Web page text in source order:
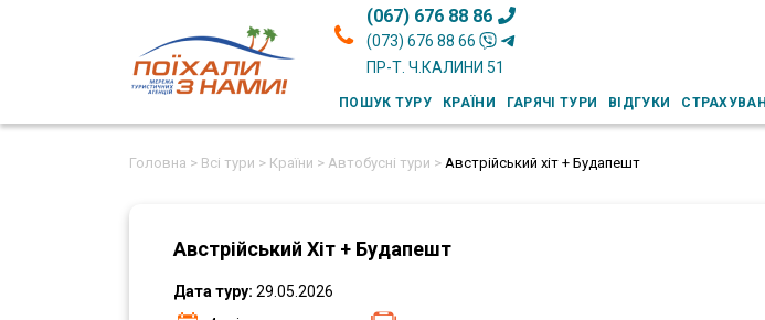
(067) 676 88 86
(073) 676 88 66
ПР-Т. Ч.КАЛИНИ 51
ПОШУК ТУРУ КРАЇНИ ГАРЯЧІ ТУРИ ВІДГУКИ
Головна > Всі тури > Країни > Автобусні тури > Австрійський хіт + Будапешт
Австрійський Хіт + Будапешт
Дата туру: 29.05.2026